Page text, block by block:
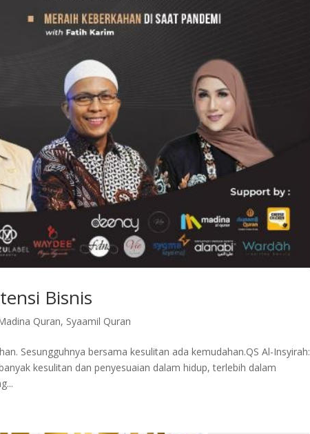
Bisnis
Quran, Syaamil Quran
Sesungguhnya bersama kesulitan ada kemudahan.QS Al-Insyirah:
kesulitan dan penyesuaian dalam hidup, terlebih dalam